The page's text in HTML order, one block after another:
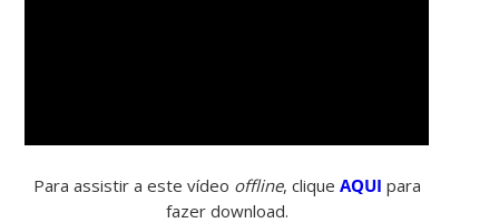
Para assistir a este vídeo offline, clique AQUI para
fazer download.